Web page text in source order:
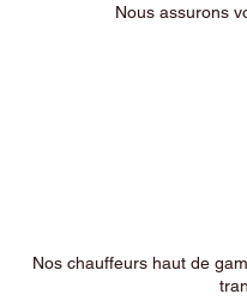
Nous assurons
Nos chauffeurs haut de